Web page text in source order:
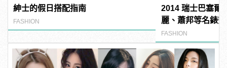
紳士的假日搭配指南
FASHION
2014 瑞士巴塞爾
麗、蕭邦等名錶
FASHION